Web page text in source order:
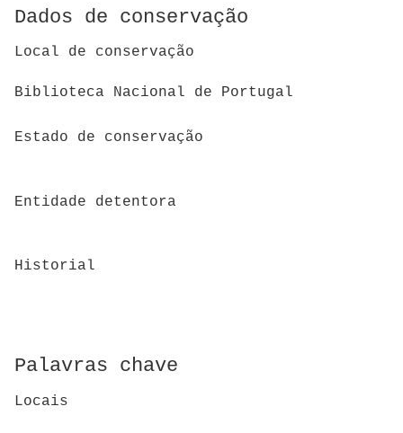
Dados de conservação
Local de conservação
Biblioteca Nacional de Portugal
Estado de conservação
Entidade detentora
Historial
Palavras chave
Locais